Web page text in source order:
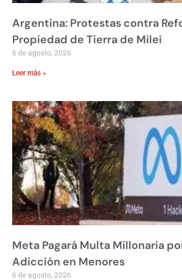
Argentina: Protestas contra
Propiedad de Tierra de Milei
6 de agosto, 2026
Leer más »
Meta Pagará Multa Millonaria
Adicción en Menores
6 de agosto, 2026